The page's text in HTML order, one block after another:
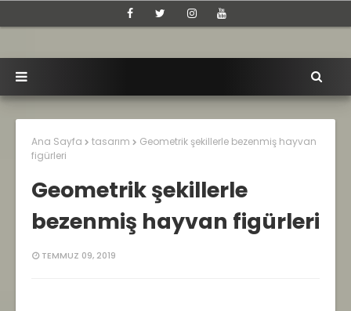
Ana Sayfa tasarım
Geometrik şekillerle bezenmiş hayvan
figürleri
Geometrik şekillerle
bezenmiş hayvan figürleri
TEMMUZ 09, 2019